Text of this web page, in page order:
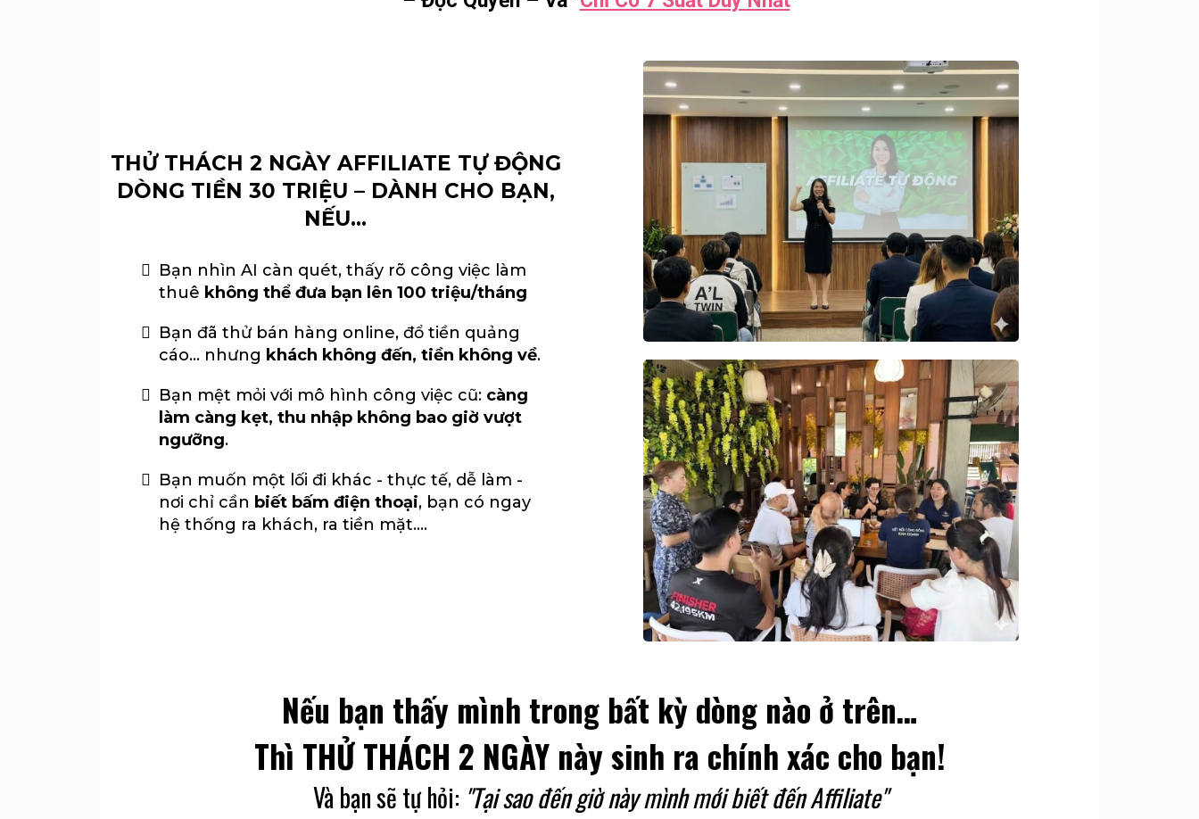
THỬ THÁCH 2 NGÀY AFFILIATE TỰ ĐỘNG
DÒNG TIỀN 30 TRIỆU – DÀNH CHO BẠN,
NẾU...
Bạn nhìn AI càn quét, thấy rõ công việc làm
thuê không thể đưa bạn lên 100 triệu/tháng
Bạn đã thử bán hàng online, đổ tiền quảng
cáo… nhưng khách không đến, tiền không về.
Bạn mệt mỏi với mô hình công việc cũ: càng
làm càng kẹt, thu nhập không bao giờ vượt
ngưỡng.
Bạn muốn một lối đi khác - thực tế, dễ làm -
nơi chỉ cần biết bấm điện thoại, bạn có ngay
hệ thống ra khách, ra tiền mặt....
Nếu bạn thấy mình trong bất kỳ dòng nào ở trên…
Thì THỬ THÁCH 2 NGÀY này sinh ra chính xác cho bạn!
Và bạn sẽ tự hỏi: "Tại sao đến giờ này mình mới biết đến Affiliate"